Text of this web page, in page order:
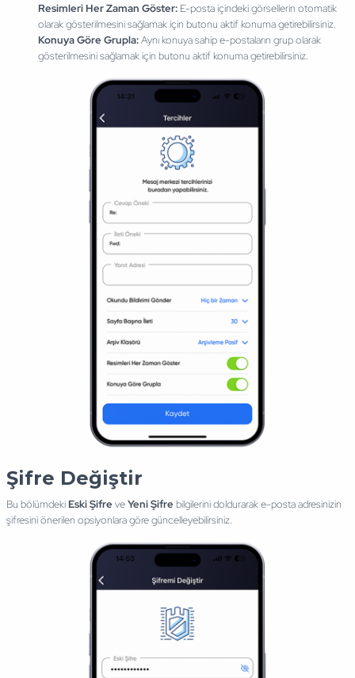
Resimleri Her Zaman Göster:E-posta içindeki görsellerin otomatik
olarak gösterilmesini sağlamak için butonu aktif konuma getirebilirsiniz.
Konuya Göre Grupla:Aynı konuya sahip e-postaların grup olarak
gösterilmesini sağlamak için butonu aktif konuma getirebilirsiniz.
Şifre Değiştir
Bu bölümdeki Eski Şifre veYeni Şifre bilgilerini doldurarak e-posta adresinizin
şifresini önerilen opsiyonlara göre güncelleyebilirsiniz.